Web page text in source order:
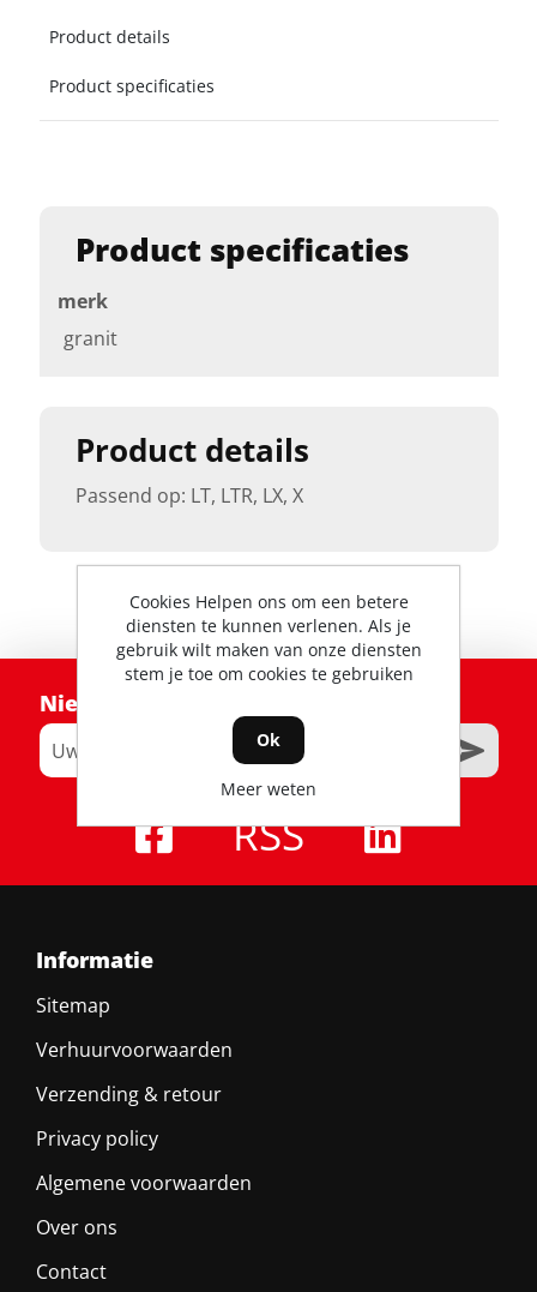
Product details
Passend op: LT, LTR, LX, X
Product specificaties
merk
granit
Product details
Product specificaties
Nieuwsbrief
RSS
Informatie
Sitemap
Verhuurvoorwaarden
Verzending & retour
Privacy policy
Algemene voorwaarden
Over ons
Contact
Cookies Helpen ons om een betere
diensten te kunnen verlenen. Als je
gebruik wilt maken van onze diensten
stem je toe om cookies te gebruiken
Ok
Meer weten